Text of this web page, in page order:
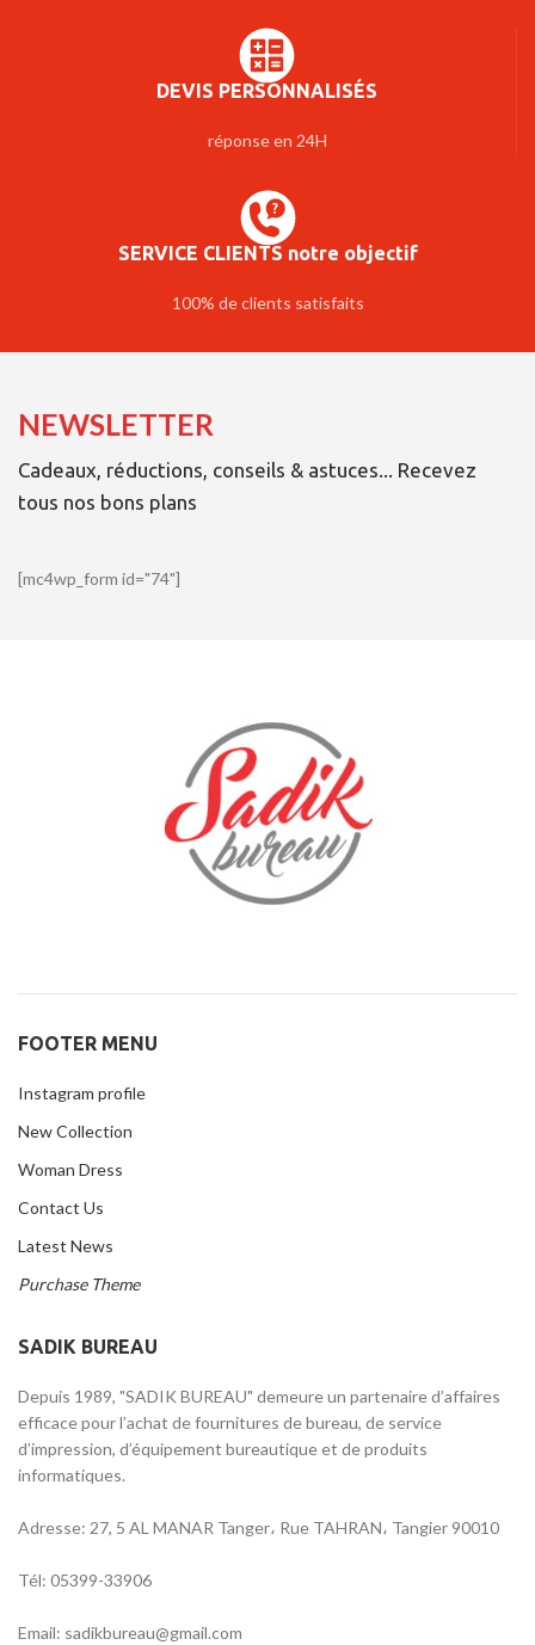
DEVIS PERSONNALISÉS
réponse en 24H
SERVICE CLIENTS notre objectif
100% de clients satisfaits
NEWSLETTER
Cadeaux, réductions, conseils & astuces... Recevez
tous nos bons plans
[mc4wp_form id="74"]
FOOTER MENU
Instagram profile
New Collection
Woman Dress
Contact Us
Latest News
Purchase Theme
SADIK BUREAU
Depuis 1989, "SADIK BUREAU" demeure un partenaire d’affaires
efficace pour l’achat de fournitures de bureau, de service
d’impression, d’équipement bureautique et de produits
informatiques.
Adresse: 27, 5 AL MANAR Tanger، Rue TAHRAN، Tangier 90010
Tél: 05399-33906
Email: sadikbureau@gmail.com